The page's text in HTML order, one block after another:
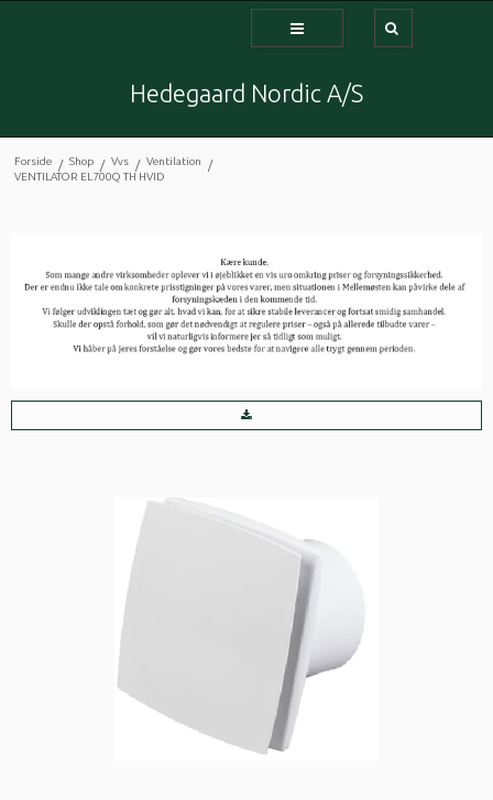
Hedegaard Nordic A/S
Forside / Shop / Vvs / Ventilation /
VENTILATOR EL700Q TH HVID